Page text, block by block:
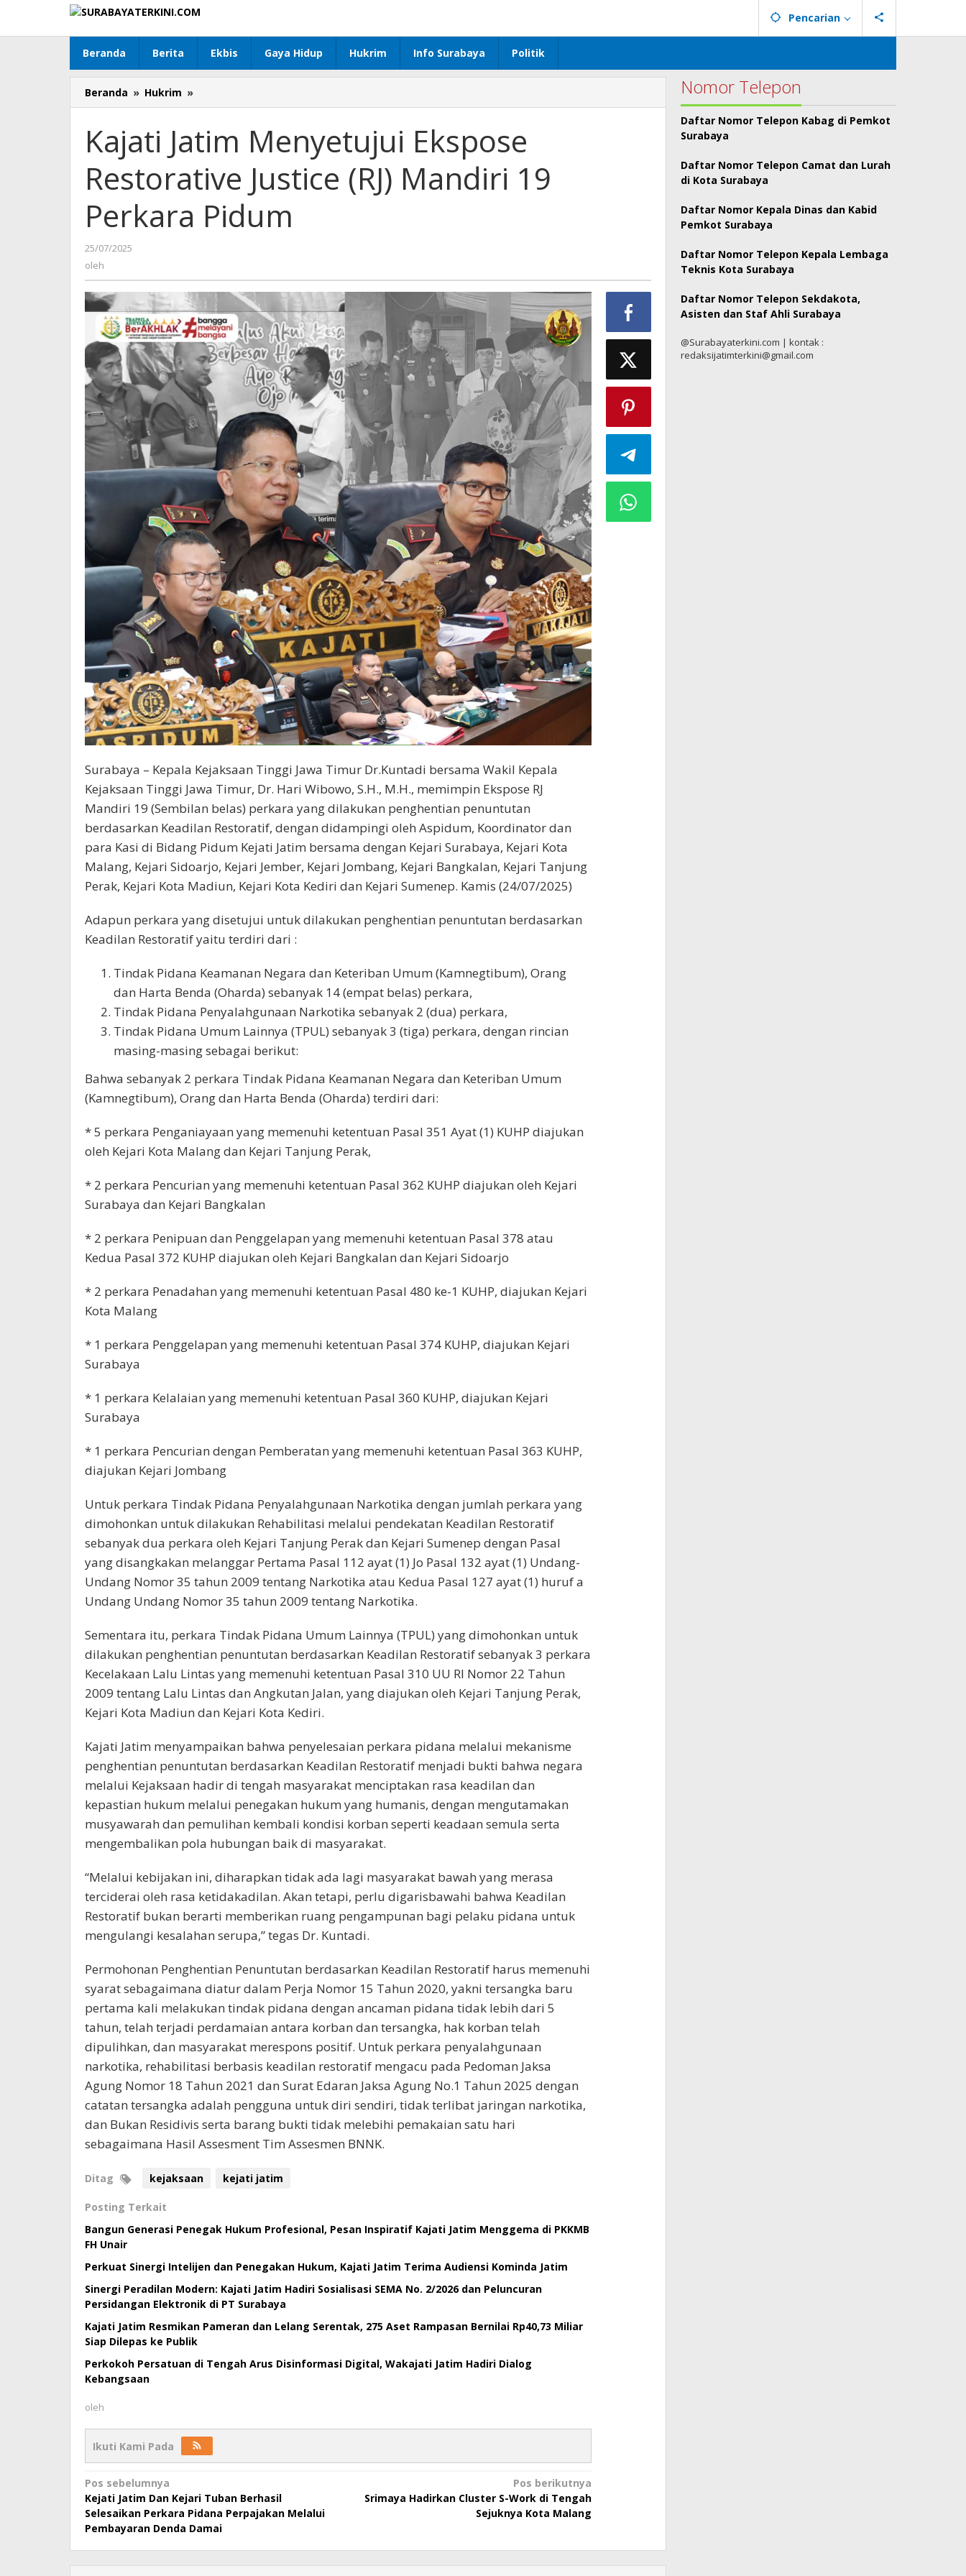
konten
Pencarian
Beranda Berita Ekbis Gaya Hidup Hukrim Info Surabaya Politik
Beranda » Hukrim »
Jatim
Ekspose
Restorative
Justice
(RJ)
Perkara
Kajati Jatim Menyetujui Ekspose
Restorative Justice (RJ) Mandiri 19
Perkara Pidum
25/07/2025
oleh
Surabaya – Kepala Kejaksaan Tinggi Jawa Timur Dr.Kuntadi bersama Wakil Kepala
Kejaksaan Tinggi Jawa Timur, Dr. Hari Wibowo, S.H., M.H., memimpin Ekspose RJ
Mandiri 19 (Sembilan belas) perkara yang dilakukan penghentian penuntutan
berdasarkan Keadilan Restoratif, dengan didampingi oleh Aspidum, Koordinator dan
para Kasi di Bidang Pidum Kejati Jatim bersama dengan Kejari Surabaya, Kejari Kota
Malang, Kejari Sidoarjo, Kejari Jember, Kejari Jombang, Kejari Bangkalan, Kejari Tanjung
Perak, Kejari Kota Madiun, Kejari Kota Kediri dan Kejari Sumenep. Kamis (24/07/2025)
Adapun perkara yang disetujui untuk dilakukan penghentian penuntutan berdasarkan
Keadilan Restoratif yaitu terdiri dari :
Tindak Pidana Keamanan Negara dan Keteriban Umum (Kamnegtibum), Orang
dan Harta Benda (Oharda) sebanyak 14 (empat belas) perkara,
Tindak Pidana Penyalahgunaan Narkotika sebanyak 2 (dua) perkara,
Tindak Pidana Umum Lainnya (TPUL) sebanyak 3 (tiga) perkara, dengan rincian
masing-masing sebagai berikut:
Bahwa sebanyak 2 perkara Tindak Pidana Keamanan Negara dan Keteriban Umum
(Kamnegtibum), Orang dan Harta Benda (Oharda) terdiri dari:
* 5 perkara Penganiayaan yang memenuhi ketentuan Pasal 351 Ayat (1) KUHP diajukan
oleh Kejari Kota Malang dan Kejari Tanjung Perak,
* 2 perkara Pencurian yang memenuhi ketentuan Pasal 362 KUHP diajukan oleh Kejari
Surabaya dan Kejari Bangkalan
* 2 perkara Penipuan dan Penggelapan yang memenuhi ketentuan Pasal 378 atau
Kedua Pasal 372 KUHP diajukan oleh Kejari Bangkalan dan Kejari Sidoarjo
* 2 perkara Penadahan yang memenuhi ketentuan Pasal 480 ke-1 KUHP, diajukan Kejari
Kota Malang
* 1 perkara Penggelapan yang memenuhi ketentuan Pasal 374 KUHP, diajukan Kejari
Surabaya
* 1 perkara Kelalaian yang memenuhi ketentuan Pasal 360 KUHP, diajukan Kejari
Surabaya
* 1 perkara Pencurian dengan Pemberatan yang memenuhi ketentuan Pasal 363 KUHP,
diajukan Kejari Jombang
Untuk perkara Tindak Pidana Penyalahgunaan Narkotika dengan jumlah perkara yang
dimohonkan untuk dilakukan Rehabilitasi melalui pendekatan Keadilan Restoratif
sebanyak dua perkara oleh Kejari Tanjung Perak dan Kejari Sumenep dengan Pasal
yang disangkakan melanggar Pertama Pasal 112 ayat (1) Jo Pasal 132 ayat (1) Undang-
Undang Nomor 35 tahun 2009 tentang Narkotika atau Kedua Pasal 127 ayat (1) huruf a
Undang Undang Nomor 35 tahun 2009 tentang Narkotika.
Sementara itu, perkara Tindak Pidana Umum Lainnya (TPUL) yang dimohonkan untuk
dilakukan penghentian penuntutan berdasarkan Keadilan Restoratif sebanyak 3 perkara
Kecelakaan Lalu Lintas yang memenuhi ketentuan Pasal 310 UU RI Nomor 22 Tahun
2009 tentang Lalu Lintas dan Angkutan Jalan, yang diajukan oleh Kejari Tanjung Perak,
Kejari Kota Madiun dan Kejari Kota Kediri.
Kajati Jatim menyampaikan bahwa penyelesaian perkara pidana melalui mekanisme
penghentian penuntutan berdasarkan Keadilan Restoratif menjadi bukti bahwa negara
melalui Kejaksaan hadir di tengah masyarakat menciptakan rasa keadilan dan
kepastian hukum melalui penegakan hukum yang humanis, dengan mengutamakan
musyawarah dan pemulihan kembali kondisi korban seperti keadaan semula serta
mengembalikan pola hubungan baik di masyarakat.
“Melalui kebijakan ini, diharapkan tidak ada lagi masyarakat bawah yang merasa
terciderai oleh rasa ketidakadilan. Akan tetapi, perlu digarisbawahi bahwa Keadilan
Restoratif bukan berarti memberikan ruang pengampunan bagi pelaku pidana untuk
mengulangi kesalahan serupa,” tegas Dr. Kuntadi.
Permohonan Penghentian Penuntutan berdasarkan Keadilan Restoratif harus memenuhi
syarat sebagaimana diatur dalam Perja Nomor 15 Tahun 2020, yakni tersangka baru
pertama kali melakukan tindak pidana dengan ancaman pidana tidak lebih dari 5
tahun, telah terjadi perdamaian antara korban dan tersangka, hak korban telah
dipulihkan, dan masyarakat merespons positif. Untuk perkara penyalahgunaan
narkotika, rehabilitasi berbasis keadilan restoratif mengacu pada Pedoman Jaksa
Agung Nomor 18 Tahun 2021 dan Surat Edaran Jaksa Agung No.1 Tahun 2025 dengan
catatan tersangka adalah pengguna untuk diri sendiri, tidak terlibat jaringan narkotika,
dan Bukan Residivis serta barang bukti tidak melebihi pemakaian satu hari
sebagaimana Hasil Assesment Tim Assesmen BNNK.
Ditag kejaksaan kejati jatim
Posting Terkait
Bangun Generasi Penegak Hukum Profesional, Pesan Inspiratif Kajati Jatim Menggema di PKKMB
FH Unair
Perkuat Sinergi Intelijen dan Penegakan Hukum, Kajati Jatim Terima Audiensi Kominda Jatim
Sinergi Peradilan Modern: Kajati Jatim Hadiri Sosialisasi SEMA No. 2/2026 dan Peluncuran
Persidangan Elektronik di PT Surabaya
Kajati Jatim Resmikan Pameran dan Lelang Serentak, 275 Aset Rampasan Bernilai Rp40,73 Miliar
Siap Dilepas ke Publik
Perkokoh Persatuan di Tengah Arus Disinformasi Digital, Wakajati Jatim Hadiri Dialog
Kebangsaan
oleh
Ikuti Kami Pada
Navigasi
pos
Pos sebelumnya
Kejati Jatim Dan Kejari Tuban Berhasil
Selesaikan Perkara Pidana Perpajakan Melalui
Pembayaran Denda Damai
Pos berikutnya
Srimaya Hadirkan Cluster S-Work di Tengah
Sejuknya Kota Malang
Nomor Telepon
Daftar Nomor Telepon Kabag di Pemkot
Surabaya
Daftar Nomor Telepon Camat dan Lurah
di Kota Surabaya
Daftar Nomor Kepala Dinas dan Kabid
Pemkot Surabaya
Daftar Nomor Telepon Kepala Lembaga
Teknis Kota Surabaya
Daftar Nomor Telepon Sekdakota,
Asisten dan Staf Ahli Surabaya
@Surabayaterkini.com | kontak :
redaksijatimterkini@gmail.com